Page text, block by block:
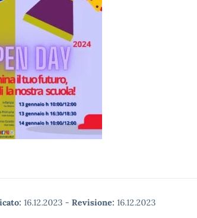
16.12.2023 - Revisione: 16.12.2023